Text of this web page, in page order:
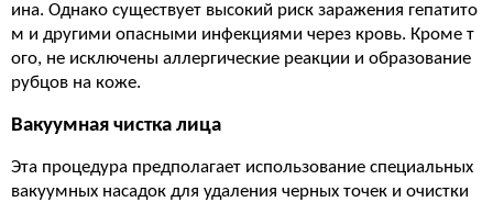
ина. Однако существует высокий риск заражения гепатито
м и другими опасными инфекциями через кровь. Кроме т
ого, не исключены аллергические реакции и образование
рубцов на коже.
Вакуумная чистка лица
Эта процедура предполагает использование специальных
вакуумных насадок для удаления черных точек и очистки